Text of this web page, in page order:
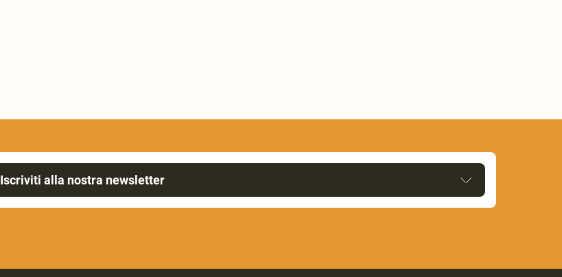
Iscriviti alla nostra newsletter